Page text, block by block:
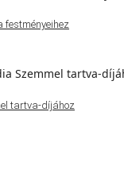
festményeihez
tartva-díjához